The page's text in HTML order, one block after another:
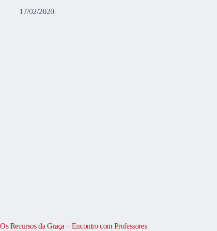
17/02/2020
Os Recursos da Graça – Encontro com Professores